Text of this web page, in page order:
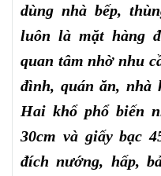
dùng nhà bếp,
luôn là mặt hàng
quan tâm nhờ nhu
đình, quán ăn, nhà
Hai khổ phổ biến
30cm và giấy bạc
đích nướng, hấp,